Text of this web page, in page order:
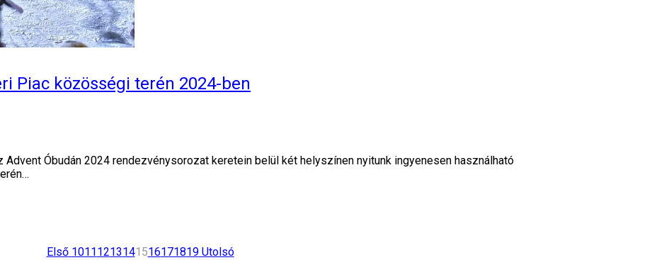
Piac közösségi terén 2024-ben
Advent Óbudán 2024 rendezvénysorozat keretein belül két helyszínen nyitunk ingyenesen használható
Első 10111213141516171819 Utolsó